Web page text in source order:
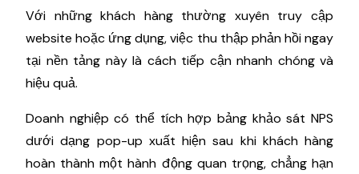
Với những khách hàng thường xuyên truy cập
website hoặc ứng dụng, việc thu thập phản hồi ngay
tại nền tảng này là cách tiếp cận nhanh chóng và
hiệu quả.
Doanh nghiệp có thể tích hợp bảng khảo sát NPS
dưới dạng pop-up xuất hiện sau khi khách hàng
hoàn thành một hành động quan trọng, chẳng hạn